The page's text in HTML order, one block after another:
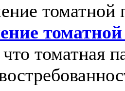
томатная